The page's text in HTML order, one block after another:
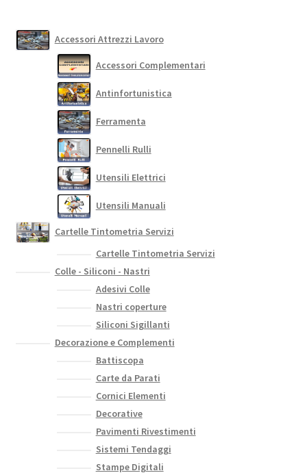
Accessori Attrezzi Lavoro
Accessori Complementari
Antinfortunistica
Ferramenta
Pennelli Rulli
Utensili Elettrici
Utensili Manuali
Cartelle Tintometria Servizi
Cartelle Tintometria Servizi
Colle - Siliconi - Nastri
Adesivi Colle
Nastri coperture
Siliconi Sigillanti
Decorazione e Complementi
Battiscopa
Carte da Parati
Cornici Elementi
Decorative
Pavimenti Rivestimenti
Sistemi Tendaggi
Stampe Digitali